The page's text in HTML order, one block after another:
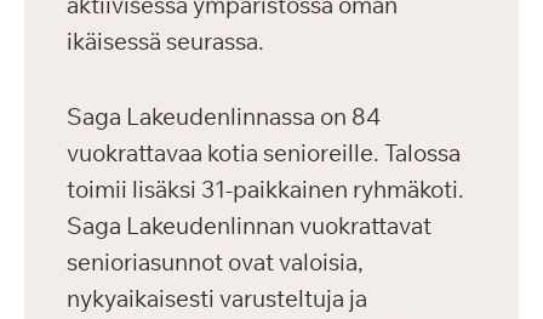
ikäisessä seurassa.
Saga Lakeudenlinnassa on 84
vuokrattavaa kotia senioreille. Talossa
toimii lisäksi 31-paikkainen ryhmäkoti.
Saga Lakeudenlinnan vuokrattavat
senioriasunnot ovat valoisia,
nykyaikaisesti varusteltuja ja